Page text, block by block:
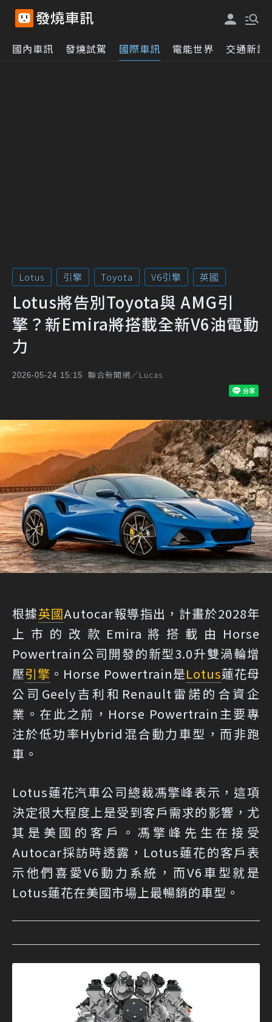
國內車訊 發燒試駕 國際車訊 電能世界 交通新訊
Lotus 引擎 Toyota V6引擎 英國
Lotus將告別Toyota與 AMG引
擎？新Emira將搭載全新V6油電動
力
2026-05-24 15:15 聯合新聞網／Lucas
根據英國Autocar報導指出，計畫於2028年
上市的改款Emira將搭載由Horse
Powertrain公司開發的新型3.0升雙渦輪增
壓引擎 。Horse Powertrain是Lotus蓮花母
公司Geely吉利和Renault雷諾的合資企
業。在此之前，Horse Powertrain主要專
注於低功率Hybrid混合動力車型，而非跑
車。
Lotus蓮花汽車公司總裁馮擎峰表示，這項
決定很大程度上是受到客戶需求的影響，尤
其是美國的客戶。馮擎峰先生在接受
Autocar採訪時透露，Lotus蓮花的客戶表
示他們喜愛V6動力系統，而V6車型就是
Lotus蓮花在美國市場上最暢銷的車型。